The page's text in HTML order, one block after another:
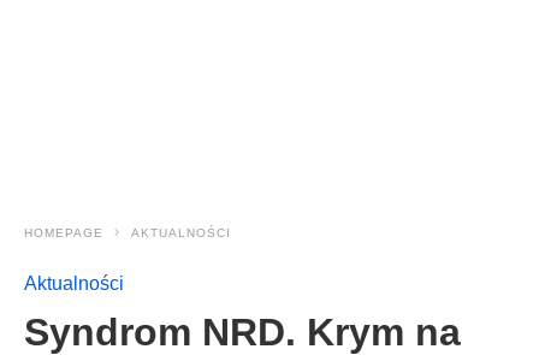
HOMEPAGE AKTUALNOŚCI
Aktualności
Syndrom NRD. Krym na